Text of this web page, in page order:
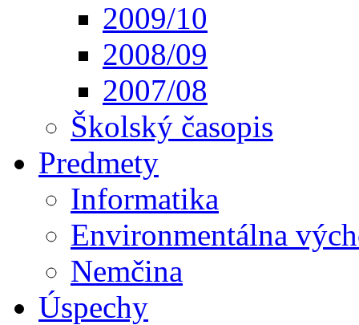
2009/10
2008/09
2007/08
Školský časopis
Predmety
Informatika
Environmentálna
Nemčina
Úspechy